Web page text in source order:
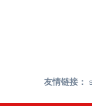
友情链接：